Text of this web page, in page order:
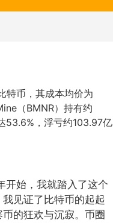
特币，其成本均价为
（BMNR）持有约
53.6%，浮亏约103.97亿
开始，我就踏入了这个
见证了比特币的起起
的狂欢与沉寂。币圈